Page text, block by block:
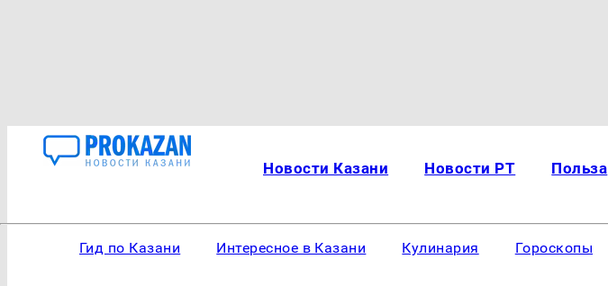
Новости Казани Новости РТ Польза
Гид по Казани Интересное в Казани Кулинария Гороскопы